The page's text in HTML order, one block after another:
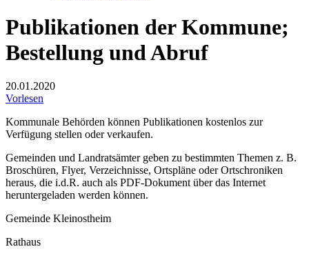
Publikationen der Kommune;
Bestellung und Abruf
20.01.2020
Vorlesen
Kommunale Behörden können Publikationen kostenlos zur
Verfügung stellen oder verkaufen.
Gemeinden und Landratsämter geben zu bestimmten Themen z. B.
Broschüren, Flyer, Verzeichnisse, Ortspläne oder Ortschroniken
heraus, die i.d.R. auch als PDF-Dokument über das Internet
heruntergeladen werden können.
Gemeinde Kleinostheim
Rathaus